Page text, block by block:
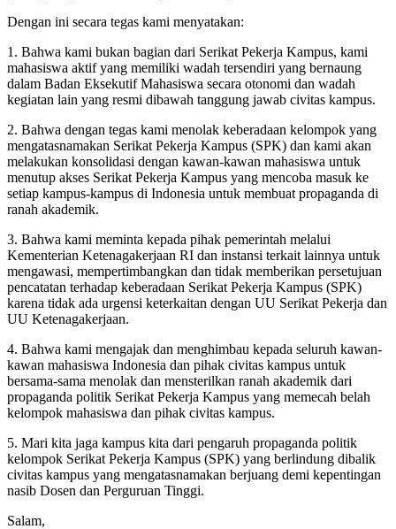
Dengan ini secara tegas kami menyatakan:
1. Bahwa kami bukan bagian dari Serikat Pekerja Kampus, kami
mahasiswa aktif yang memiliki wadah tersendiri yang bernaung
dalam Badan Eksekutif Mahasiswa secara otonomi dan wadah
kegiatan lain yang resmi dibawah tanggung jawab civitas kampus.
2. Bahwa dengan tegas kami menolak keberadaan kelompok yang
mengatasnamakan Serikat Pekerja Kampus (SPK) dan kami akan
melakukan konsolidasi dengan kawan-kawan mahasiswa untuk
menutup akses Serikat Pekerja Kampus yang mencoba masuk ke
setiap kampus-kampus di Indonesia untuk membuat propaganda di
ranah akademik.
3. Bahwa kami meminta kepada pihak pemerintah melalui
Kementerian Ketenagakerjaan RI dan instansi terkait lainnya untuk
mengawasi, mempertimbangkan dan tidak memberikan persetujuan
pencatatan terhadap keberadaan Serikat Pekerja Kampus (SPK)
karena tidak ada urgensi keterkaitan dengan UU Serikat Pekerja dan
UU Ketenagakerjaan.
4. Bahwa kami mengajak dan menghimbau kepada seluruh kawan-
kawan mahasiswa Indonesia dan pihak civitas kampus untuk
bersama-sama menolak dan mensterilkan ranah akademik dari
propaganda politik Serikat Pekerja Kampus yang memecah belah
kelompok mahasiswa dan pihak civitas kampus.
5. Mari kita jaga kampus kita dari pengaruh propaganda politik
kelompok Serikat Pekerja Kampus (SPK) yang berlindung dibalik
civitas kampus yang mengatasnamakan berjuang demi kepentingan
nasib Dosen dan Perguruan Tinggi.
Salam,